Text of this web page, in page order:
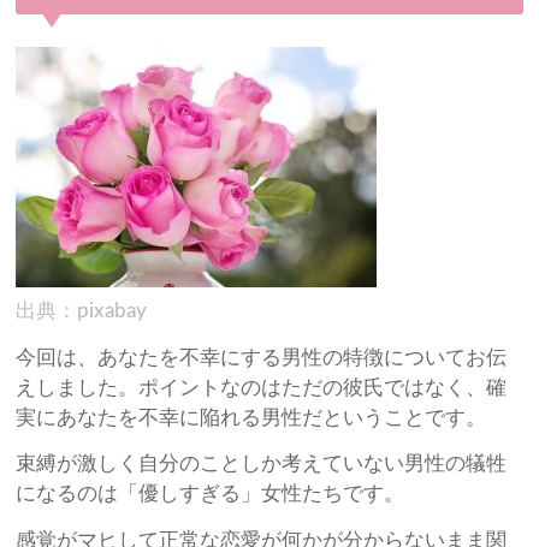
出典：pixabay
今回は、あなたを不幸にする男性の特徴についてお伝
えしました。ポイントなのはただの彼氏ではなく、確
実にあなたを不幸に陥れる男性だということです。
束縛が激しく自分のことしか考えていない男性の犠牲
になるのは「優しすぎる」女性たちです。
感覚がマヒして正常な恋愛が何かが分からないまま関